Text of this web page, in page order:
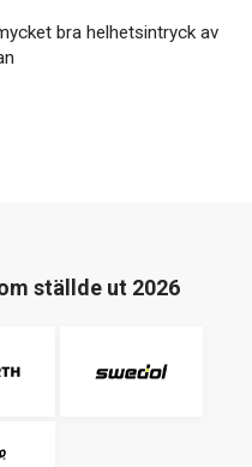
bra helhetsintryck av
ställde ut 2026